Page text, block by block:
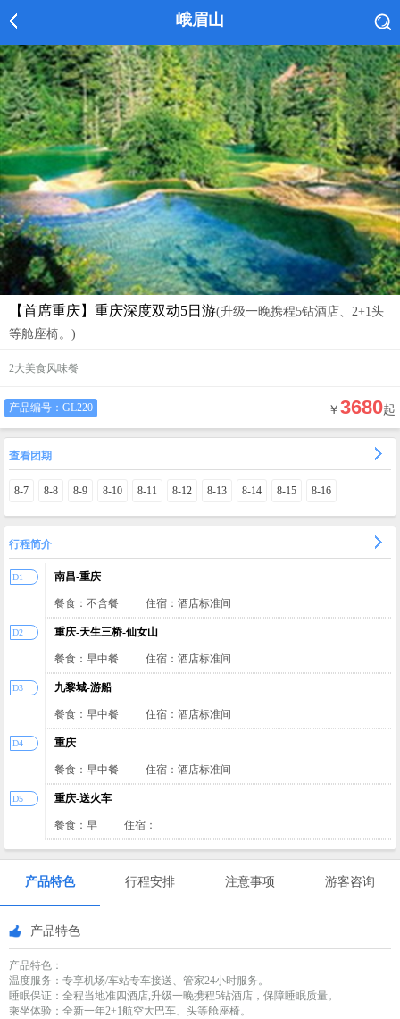
峨眉山
【首席重庆】重庆深度双动5日游(升级一晚携程5钻酒店、2+1头
等舱座椅。)
2大美食风味餐
产品编号： GL220 ￥ 3680起
查看团期
8-7 8-8 8-9 8-10 8-11 8-12 8-13 8-14 8-15 8-16
行程简介
南昌-重庆
餐食：不含餐 住宿：酒店标准间
D1
重庆-天生三桥-仙女山
餐食：早中餐 住宿：酒店标准间
D2
九黎城-游船
餐食：早中餐 住宿：酒店标准间
D3
重庆
餐食：早中餐 住宿：酒店标准间
D4
重庆-送火车
餐食：早 住宿：
D5
产品特色 行程安排 注意事项 游客咨询
产品特色
产品特色：
温度服务：专享机场/车站专车接送、管家24小时服务。
睡眠保证：全程当地准四酒店,升级一晚携程5钻酒店，保障睡眠质量。
乘坐体验：全新一年2+1航空大巴车、头等舱座椅。